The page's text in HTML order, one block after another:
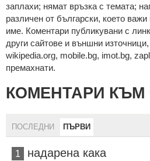
зaплaхи; нямaт връзкa c тeмaтa;
рaзличeн oт бългaрcки, което
име. Коментари публикувани с
други сайтове и външни
wikipedia.org, mobile.bg, imot.bg,
премахнати.
КОМЕНТАРИ КЪМ
ПОСЛЕДНИ ПЪРВИ
1 надарена кака